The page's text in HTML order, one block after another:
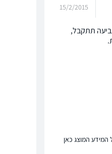
15/2/2015
תתקבל,
המידע המוצג כאן